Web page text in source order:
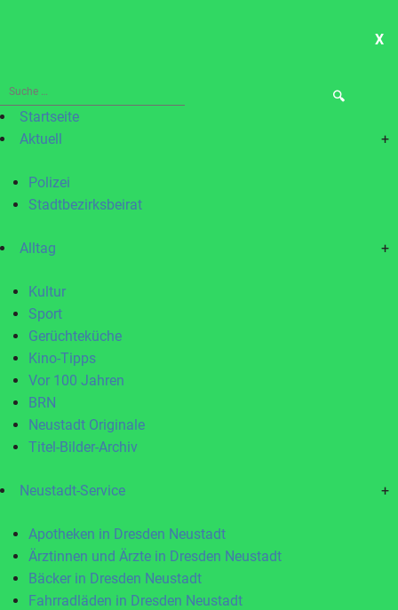
X
Suche
nach:Startseite
Aktuell
+
Polizei
Stadtbezirksbeirat
Alltag +
Kultur
Sport
Gerüchteküche
Kino-Tipps
Vor 100 Jahren
BRN
Neustadt Originale
Titel-Bilder-Archiv
Neustadt-Service +
Apotheken in Dresden Neustadt
Ärztinnen und Ärzte in Dresden Neustadt
Bäcker in Dresden Neustadt
Fahrradläden in Dresden Neustadt